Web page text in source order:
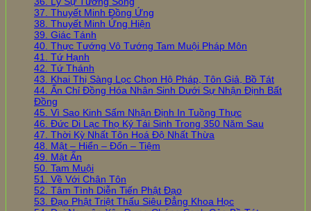
37. Thuyết Minh Đồng Ứng
38. Thuyết Minh Ứng Hiện
39. Giác Tánh
40. Thực Tướng Vô Tướng Tam Muội Pháp Môn
41. Tứ Hạnh
42. Tứ Thánh
43. Khai Thị Sàng Lọc Chọn Hộ Pháp, Tôn Giả, Bồ Tát
44. Ấn Chỉ Đồng Hóa Nhân Sinh Dưới Sự Nhận Định Bất
Đồng
45. Vì Sao Kinh Sấm Nhận Định In Tuồng Thực
46. Đức Di Lạc Thọ Ký Tái Sinh Trong 350 Năm Sau
47. Thời Kỳ Nhất Tôn Hoá Độ Nhất Thừa
48. Mật – Hiển – Đốn – Tiệm
49. Mật Ấn
50. Tam Muội
51. Về Với Chân Tôn
52. Tâm Tình Diễn Tiến Phật Đạo
53. Đạo Phật Triệt Thấu Siêu Đẳng Khoa Học